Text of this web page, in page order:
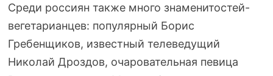
Среди россиян также много знаменитостей-
вегетарианцев: популярный Борис
Гребенщиков, известный телеведущий
Николай Дроздов, очаровательная певица